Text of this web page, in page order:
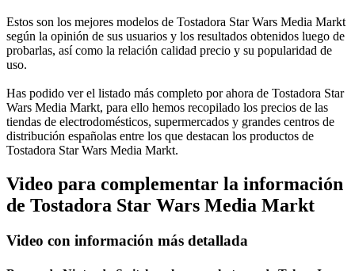
Estos son los mejores modelos de Tostadora Star Wars Media Markt
según la opinión de sus usuarios y los resultados obtenidos luego de
probarlas, así como la relación calidad precio y su popularidad de
uso.
Has podido ver el listado más completo por ahora de Tostadora Star
Wars Media Markt, para ello hemos recopilado los precios de las
tiendas de electrodomésticos, supermercados y grandes centros de
distribución españolas entre los que destacan los productos de
Tostadora Star Wars Media Markt.
Video para complementar la información
de Tostadora Star Wars Media Markt
Video con información más detallada